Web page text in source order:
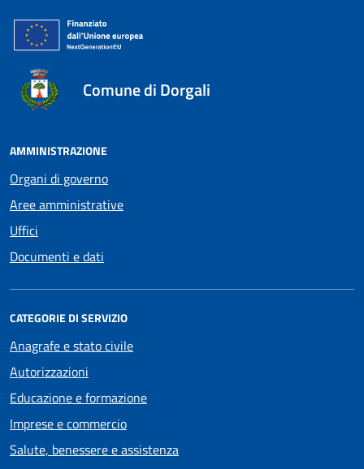
Comune di Dorgali
AMMINISTRAZIONE
Organi di governo
Aree amministrative
Uffici
Documenti e dati
CATEGORIE DI SERVIZIO
Anagrafe e stato civile
Autorizzazioni
Educazione e formazione
Imprese e commercio
Salute, benessere e assistenza